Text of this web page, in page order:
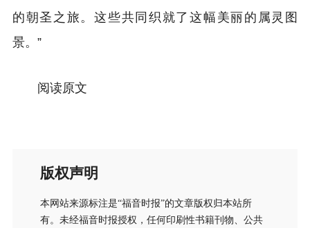
的朝圣之旅。这些共同织就了这幅美丽的属灵图
景。”
阅读原文
版权声明
本网站来源标注是“福音时报”的文章版权归本站所
有。未经福音时报授权，任何印刷性书籍刊物、公共